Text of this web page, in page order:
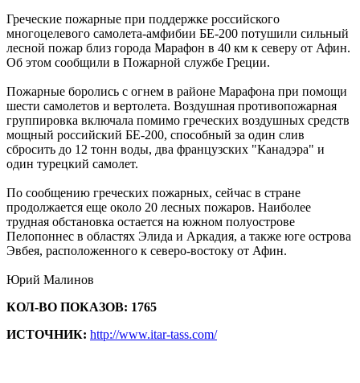
Греческие пожарные при поддержке российского
многоцелевого самолета-амфибии БЕ-200 потушили сильный
лесной пожар близ города Марафон в 40 км к северу от Афин.
Об этом сообщили в Пожарной службе Греции.
Пожарные боролись с огнем в районе Марафона при помощи
шести самолетов и вертолета. Воздушная противопожарная
группировка включала помимо греческих воздушных средств
мощный российский БЕ-200, способный за один слив
сбросить до 12 тонн воды, два французских "Канадэра" и
один турецкий самолет.
По сообщению греческих пожарных, сейчас в стране
продолжается еще около 20 лесных пожаров. Наиболее
трудная обстановка остается на южном полуострове
Пелопоннес в областях Элида и Аркадия, а также юге острова
Эвбея, расположенного к северо-востоку от Афин.
Юрий Малинов
КОЛ-ВО ПОКАЗОВ: 1765
ИСТОЧНИК: http://www.itar-tass.com/